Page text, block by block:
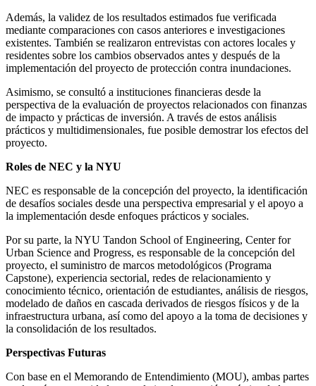
Además, la validez de los resultados estimados fue verificada
mediante comparaciones con casos anteriores e investigaciones
existentes. También se realizaron entrevistas con actores locales y
residentes sobre los cambios observados antes y después de la
implementación del proyecto de protección contra inundaciones.
Asimismo, se consultó a instituciones financieras desde la
perspectiva de la evaluación de proyectos relacionados con finanzas
de impacto y prácticas de inversión. A través de estos análisis
prácticos y multidimensionales, fue posible demostrar los efectos del
proyecto.
Roles de NEC y la NYU
NEC es responsable de la concepción del proyecto, la identificación
de desafíos sociales desde una perspectiva empresarial y el apoyo a
la implementación desde enfoques prácticos y sociales.
Por su parte, la NYU Tandon School of Engineering, Center for
Urban Science and Progress, es responsable de la concepción del
proyecto, el suministro de marcos metodológicos (Programa
Capstone), experiencia sectorial, redes de relacionamiento y
conocimiento técnico, orientación de estudiantes, análisis de riesgos,
modelado de daños en cascada derivados de riesgos físicos y de la
infraestructura urbana, así como del apoyo a la toma de decisiones y
la consolidación de los resultados.
Perspectivas Futuras
Con base en el Memorando de Entendimiento (MOU), ambas partes